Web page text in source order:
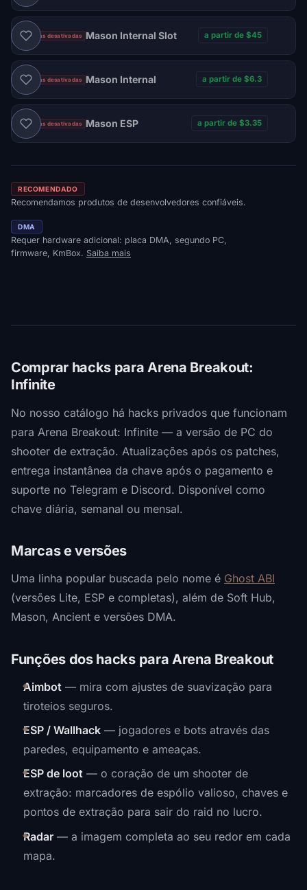
Vendas desativadas Mason Internal Slot a partir de $45
Vendas desativadas Mason Internal a partir de $6.3
Vendas desativadas Mason ESP a partir de $3.35
RECOMENDADO
Recomendamos produtos de desenvolvedores confiáveis.
DMA
Requer hardware adicional: placa DMA, segundo PC,
firmware, KmBox. Saiba mais
Comprar hacks para Arena Breakout:
Infinite
No nosso catálogo há hacks privados que funcionam
para Arena Breakout: Infinite — a versão de PC do
shooter de extração. Atualizações após os patches,
entrega instantânea da chave após o pagamento e
suporte no Telegram e Discord. Disponível como
chave diária, semanal ou mensal.
Marcas e versões
Uma linha popular buscada pelo nome é Ghost ABI
(versões Lite, ESP e completas), além de Soft Hub,
Mason, Ancient e versões DMA.
Funções dos hacks para Arena Breakout
Aimbot — mira com ajustes de suavização para
tiroteios seguros.
ESP / Wallhack — jogadores e bots através das
paredes, equipamento e ameaças.
ESP de loot — o coração de um shooter de
extração: marcadores de espólio valioso, chaves e
pontos de extração para sair do raid no lucro.
Radar — a imagem completa ao seu redor em cada
mapa.